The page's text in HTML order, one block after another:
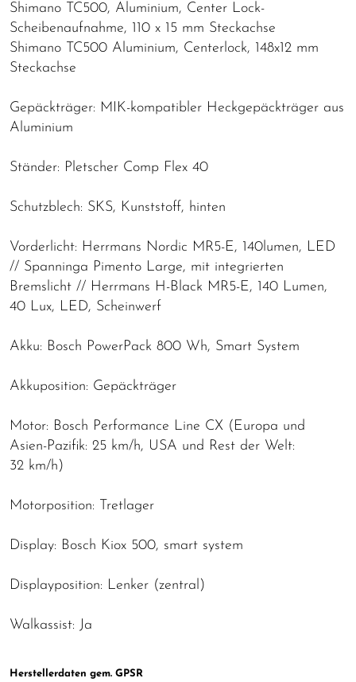
Shimano TC500, Aluminium, Center Lock-
Scheibenaufnahme, 110 x 15 mm Steckachse
Shimano TC500 Aluminium, Centerlock, 148x12 mm
Steckachse
Gepäckträger: MIK-kompatibler Heckgepäckträger aus
Aluminium
Ständer: Pletscher Comp Flex 40
Schutzblech: SKS, Kunststoff, hinten
Vorderlicht: Herrmans Nordic MR5-E, 140lumen, LED
// Spanninga Pimento Large, mit integrierten
Bremslicht // Herrmans H-Black MR5-E, 140 Lumen,
40 Lux, LED, Scheinwerf
Akku: Bosch PowerPack 800 Wh, Smart System
Akkuposition: Gepäckträger
Motor: Bosch Performance Line CX (Europa und
Asien-Pazifik: 25 km/h, USA und Rest der Welt:
32 km/h)
Motorposition: Tretlager
Display: Bosch Kiox 500, smart system
Displayposition: Lenker (zentral)
Walkassist: Ja
Herstellerdaten gem. GPSR